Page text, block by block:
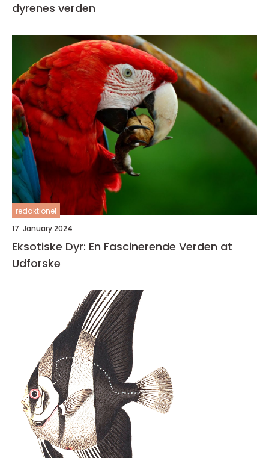
dyrenes verden
redaktionel
17. January 2024
Eksotiske Dyr: En Fascinerende Verden at
Udforske